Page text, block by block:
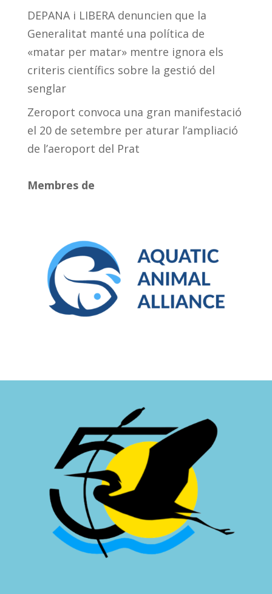
DEPANA i LIBERA denuncien que la
Generalitat manté una política de
«matar per matar» mentre ignora els
criteris científics sobre la gestió del
senglar
Zeroport convoca una gran manifestació
el 20 de setembre per aturar l’ampliació
de l’aeroport del Prat
Membres de